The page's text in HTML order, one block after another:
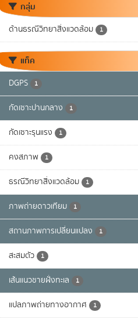
กลุ่ม
ด้านธรณีวิทยาสิ่งแวดล้อม 1
แท็ค
DGPS 1
กัดเซาะปานกลาง 1
กัดเซาะรุนแรง 1
คงสภาพ 1
ธรณีวิทยาสิ่งแวดล้อม 1
ภาพถ่ายดาวเทียม 1
สถานภาพการเปลี่ยนแปลง 1
สะสมตัว 1
เส้นแนวชายฝั่งทะเล 1
แปลภาพถ่ายทางอากาศ 1